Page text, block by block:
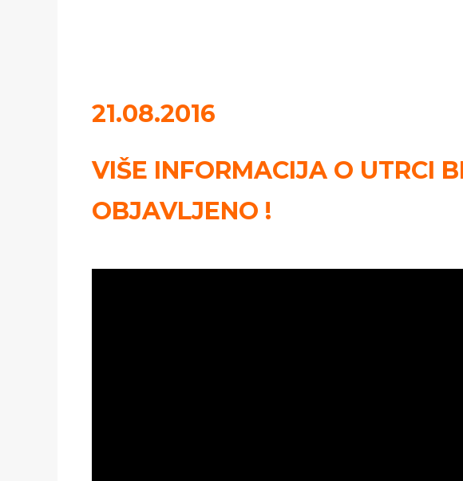
21.08.2016
VIŠE INFORMACIJA O UTRCI
OBJAVLJENO !